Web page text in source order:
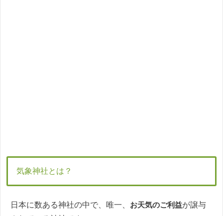
気象神社とは？
日本に数ある神社の中で、唯一、 お天気のご利益が譲与